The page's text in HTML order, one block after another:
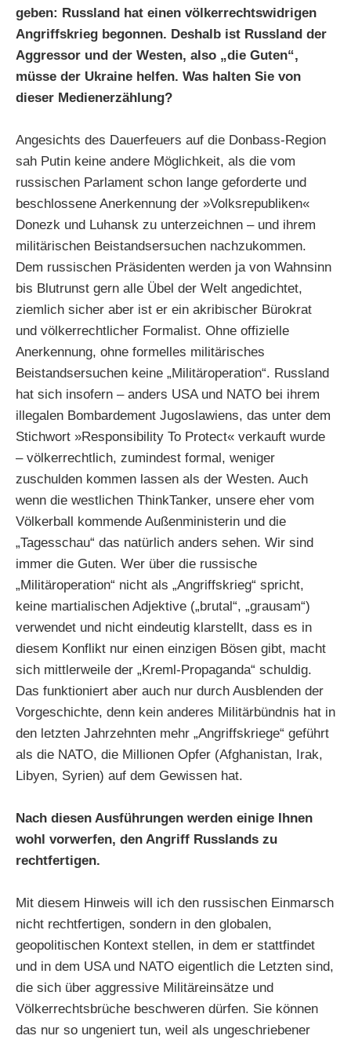
geben: Russland hat einen völkerrechtswidrigen
Angriffskrieg begonnen. Deshalb ist Russland der
Aggressor und der Westen, also „die Guten“,
müsse der Ukraine helfen. Was halten Sie von
dieser Medienerzählung?
Angesichts des Dauerfeuers auf die Donbass-Region
sah Putin keine andere Möglichkeit, als die vom
russischen Parlament schon lange geforderte und
beschlossene Anerkennung der »Volksrepubliken«
Donezk und Luhansk zu unterzeichnen – und ihrem
militärischen Beistandsersuchen nachzukommen.
Dem russischen Präsidenten werden ja von Wahnsinn
bis Blutrunst gern alle Übel der Welt angedichtet,
ziemlich sicher aber ist er ein akribischer Bürokrat
und völkerrechtlicher Formalist. Ohne offizielle
Anerkennung, ohne formelles militärisches
Beistandsersuchen keine „Militäroperation“. Russland
hat sich insofern – anders USA und NATO bei ihrem
illegalen Bombardement Jugoslawiens, das unter dem
Stichwort »Responsibility To Protect« verkauft wurde
– völkerrechtlich, zumindest formal, weniger
zuschulden kommen lassen als der Westen. Auch
wenn die westlichen ThinkTanker, unsere eher vom
Völkerball kommende Außenministerin und die
„Tagesschau“ das natürlich anders sehen. Wir sind
immer die Guten. Wer über die russische
„Militäroperation“ nicht als „Angriffskrieg“ spricht,
keine martialischen Adjektive („brutal“, „grausam“)
verwendet und nicht eindeutig klarstellt, dass es in
diesem Konflikt nur einen einzigen Bösen gibt, macht
sich mittlerweile der „Kreml-Propaganda“ schuldig.
Das funktioniert aber auch nur durch Ausblenden der
Vorgeschichte, denn kein anderes Militärbündnis hat in
den letzten Jahrzehnten mehr „Angriffskriege“ geführt
als die NATO, die Millionen Opfer (Afghanistan, Irak,
Libyen, Syrien) auf dem Gewissen hat.
Nach diesen Ausführungen werden einige Ihnen
wohl vorwerfen, den Angriff Russlands zu
rechtfertigen.
Mit diesem Hinweis will ich den russischen Einmarsch
nicht rechtfertigen, sondern in den globalen,
geopolitischen Kontext stellen, in dem er stattfindet
und in dem USA und NATO eigentlich die Letzten sind,
die sich über aggressive Militäreinsätze und
Völkerrechtsbrüche beschweren dürfen. Sie können
das nur so ungeniert tun, weil als ungeschriebener